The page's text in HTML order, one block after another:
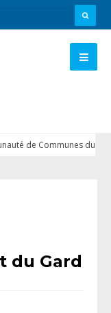
de Communes du
du Gard